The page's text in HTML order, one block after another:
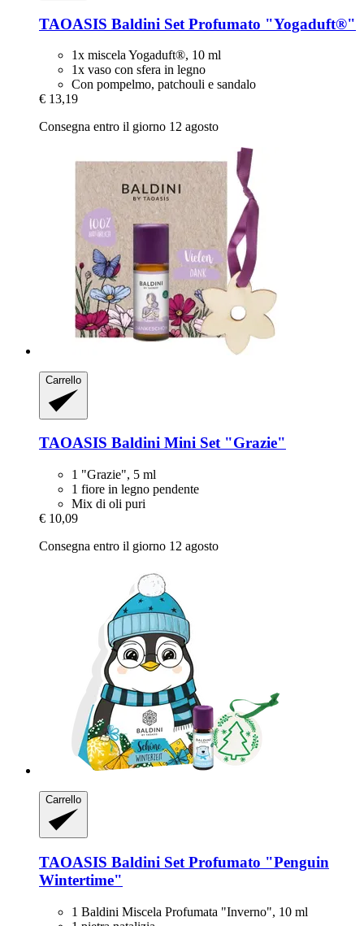
TAOASIS Baldini Set Profumato "Yogaduft®"
1x miscela Yogaduft®, 10 ml
1x vaso con sfera in legno
Con pompelmo, patchouli e sandalo
€ 13,19
Consegna entro il giorno 12 agosto
Carrello
TAOASIS Baldini Mini Set "Grazie"
1 "Grazie", 5 ml
1 fiore in legno pendente
Mix di oli puri
€ 10,09
Consegna entro il giorno 12 agosto
Carrello
TAOASIS Baldini Set Profumato "Penguin
Wintertime"
1 Baldini Miscela Profumata "Inverno", 10 ml